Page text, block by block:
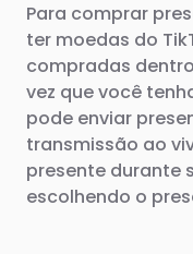
Para comprar
ter moedas do
compradas
vez que você
pode enviar
transmissão ao
presente durante
escolhendo o